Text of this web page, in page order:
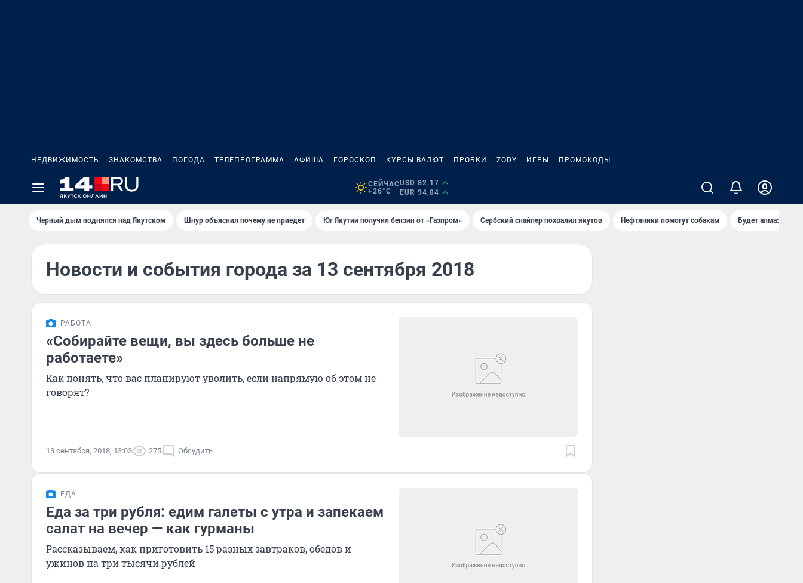
НЕДВИЖИМОСТЬ ЗНАКОМСТВА ПОГОДА ТЕЛЕПРОГРАММА АФИША ГОРОСКОП КУРСЫ ВАЛЮТ ПРОБКИ ZODY ИГРЫ ПРОМОКОДЫ
СЕЙЧАС
+26°C
USD 82,17
EUR 94,84
Черный дым поднялся над Якутском Шнур объяснил почему не приедет Юг Якутии получил бензин от «Газпром» Сербский снайпер похвалил якутов Нефтяники помогут собакам Будет алмазный
Новости и события города за 13 сентября 2018
РАБОТА
«Собирайте вещи, вы здесь больше не
работаете»
Как понять, что вас планируют уволить, если напрямую об этом не
говорят?
13 сентября, 2018, 13:03 275 Обсудить
ЕДА
Еда за три рубля: едим галеты с утра и запекаем
салат на вечер — как гурманы
Рассказываем, как приготовить 15 разных завтраков, обедов и
ужинов на три тысячи рублей